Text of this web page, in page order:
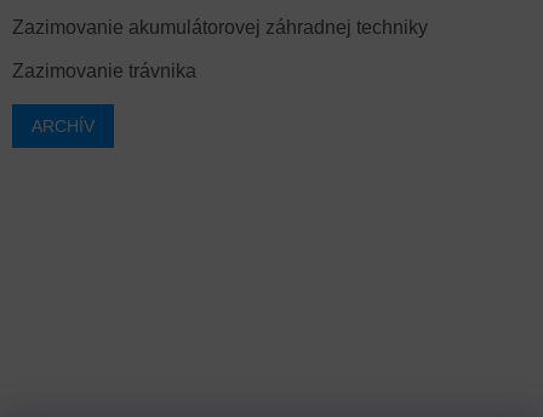
Zazimovanie akumulátorovej záhradnej techniky
Zazimovanie trávnika
ARCHÍV